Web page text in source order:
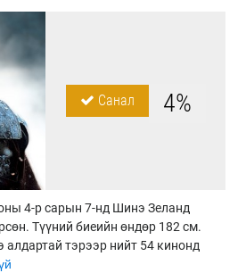
Санал 4%
4-р сарын 7-нд Шинэ Зеланд
Түүний биеийн өндөр 182 см.
алдартай тэрээр нийт 54 кинонд